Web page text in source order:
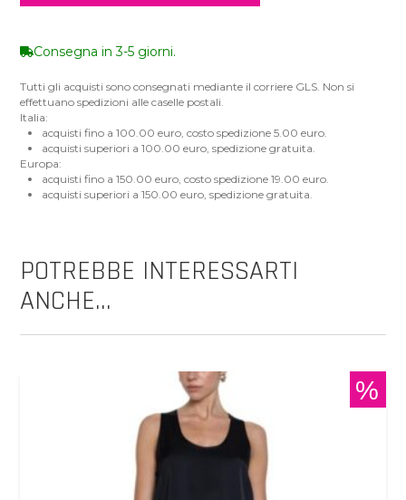
Consegna in 3-5 giorni.
Tutti gli acquisti sono consegnati mediante il corriere GLS. Non si
effettuano spedizioni alle caselle postali.
Italia:
acquisti fino a 100.00 euro, costo spedizione 5.00 euro.
acquisti superiori a 100.00 euro, spedizione gratuita.
Europa:
acquisti fino a 150.00 euro, costo spedizione 19.00 euro.
acquisti superiori a 150.00 euro, spedizione gratuita.
POTREBBE INTERESSARTI
ANCHE...
%